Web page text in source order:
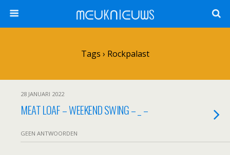
ᗰᕮᑌKᑎIᕮᑌᗯS
Tags › Rockpalast
28 JANUARI 2022
MEAT LOAF – WEEKEND SWING – _ –
GEEN ANTWOORDEN